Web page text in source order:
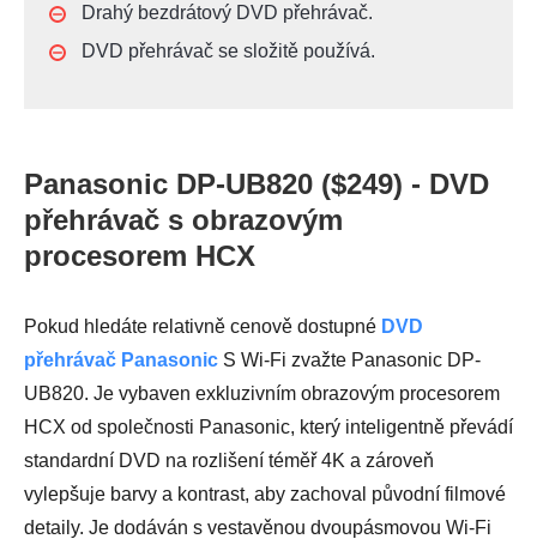
Drahý bezdrátový DVD přehrávač.
DVD přehrávač se složitě používá.
Panasonic DP-UB820 ($249) - DVD
přehrávač s obrazovým
procesorem HCX
Pokud hledáte relativně cenově dostupné DVD
přehrávač Panasonic S Wi-Fi zvažte Panasonic DP-
UB820. Je vybaven exkluzivním obrazovým procesorem
HCX od společnosti Panasonic, který inteligentně převádí
standardní DVD na rozlišení téměř 4K a zároveň
vylepšuje barvy a kontrast, aby zachoval původní filmové
detaily. Je dodáván s vestavěnou dvoupásmovou Wi-Fi